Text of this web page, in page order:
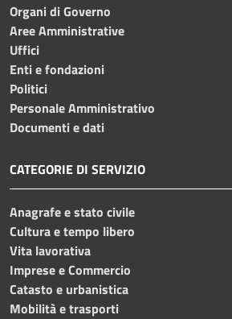
Organi di Governo
Aree Amministrative
Uffici
Enti e fondazioni
Politici
Personale Amministrativo
Documenti e dati
CATEGORIE DI SERVIZIO
Anagrafe e stato civile
Cultura e tempo libero
Vita lavorativa
Imprese e Commercio
Catasto e urbanistica
Mobilità e trasporti